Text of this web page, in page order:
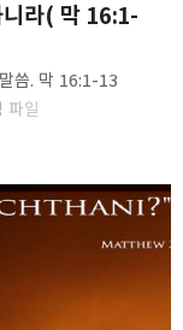
라( 막 16:1-
씀. 막 16:1-13
일
단순한 진리,
Yoon